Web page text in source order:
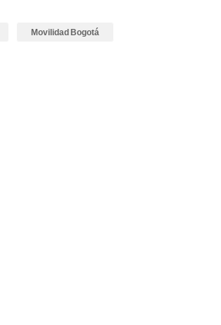
Movilidad Bogotá